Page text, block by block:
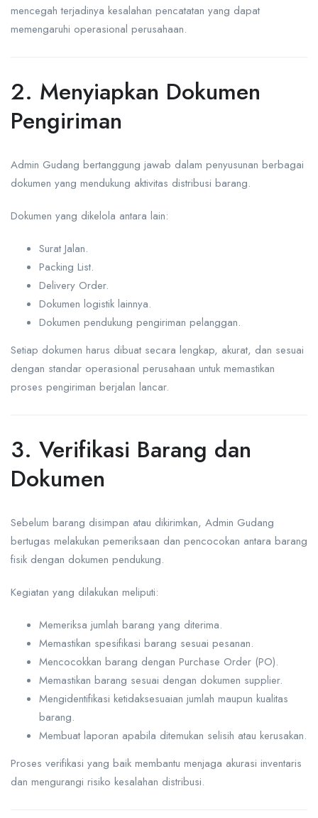
mencegah terjadinya kesalahan pencatatan yang dapat
memengaruhi operasional perusahaan.
2. Menyiapkan Dokumen
Pengiriman
Admin Gudang bertanggung jawab dalam penyusunan berbagai
dokumen yang mendukung aktivitas distribusi barang.
Dokumen yang dikelola antara lain:
Surat Jalan.
Packing List.
Delivery Order.
Dokumen logistik lainnya.
Dokumen pendukung pengiriman pelanggan.
Setiap dokumen harus dibuat secara lengkap, akurat, dan sesuai
dengan standar operasional perusahaan untuk memastikan
proses pengiriman berjalan lancar.
3. Verifikasi Barang dan
Dokumen
Sebelum barang disimpan atau dikirimkan, Admin Gudang
bertugas melakukan pemeriksaan dan pencocokan antara barang
fisik dengan dokumen pendukung.
Kegiatan yang dilakukan meliputi:
Memeriksa jumlah barang yang diterima.
Memastikan spesifikasi barang sesuai pesanan.
Mencocokkan barang dengan Purchase Order (PO).
Memastikan barang sesuai dengan dokumen supplier.
Mengidentifikasi ketidaksesuaian jumlah maupun kualitas
barang.
Membuat laporan apabila ditemukan selisih atau kerusakan.
Proses verifikasi yang baik membantu menjaga akurasi inventaris
dan mengurangi risiko kesalahan distribusi.